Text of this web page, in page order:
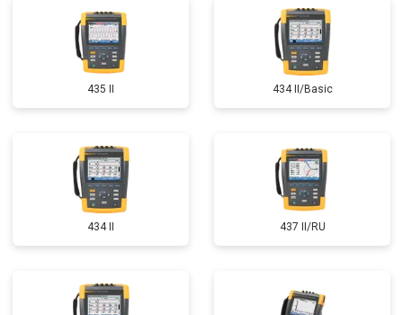
435 II 434 II/Basic
434 II 437 II/RU